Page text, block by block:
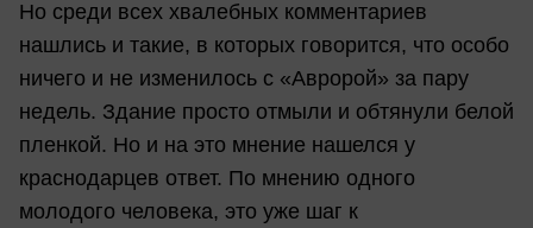
Но среди всех хвалебных комментариев
нашлись и такие, в которых говорится, что особо
ничего и не изменилось с «Авророй» за пару
недель. Здание просто отмыли и обтянули белой
пленкой. Но и на это мнение нашелся у
краснодарцев ответ. По мнению одного
молодого человека, это уже шаг к